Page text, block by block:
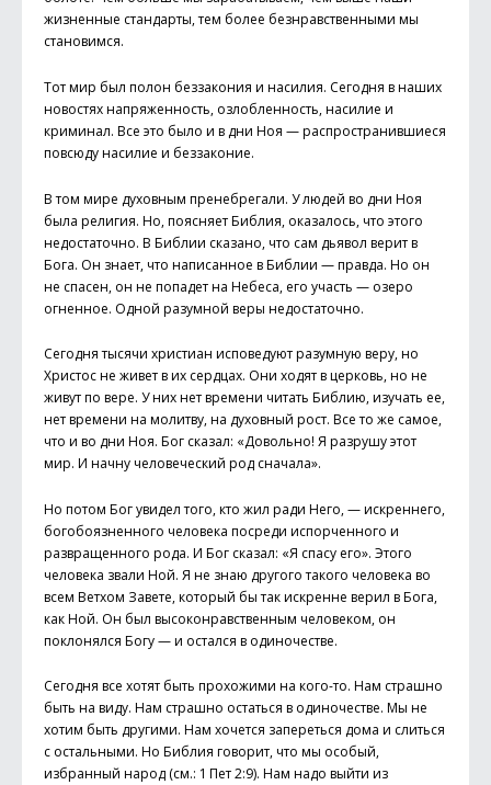
жизненные стандарты, тем более безнравственными мы
становимся.
Тот мир был полон беззакония и насилия. Сегодня в наших
новостях напряженность, озлобленность, насилие и
криминал. Все это было и в дни Ноя — распространившиеся
повсюду насилие и беззаконие.
В том мире духовным пренебрегали. У людей во дни Ноя
была религия. Но, поясняет Библия, оказалось, что этого
недостаточно. В Библии сказано, что сам дьявол верит в
Бога. Он знает, что написанное в Библии — правда. Но он
не спасен, он не попадет на Небеса, его участь — озеро
огненное. Одной разумной веры недостаточно.
Сегодня тысячи христиан исповедуют разумную веру, но
Христос не живет в их сердцах. Они ходят в церковь, но не
живут по вере. У них нет времени читать Библию, изучать ее,
нет времени на молитву, на духовный рост. Все то же самое,
что и во дни Ноя. Бог сказал: «Довольно! Я разрушу этот
мир. И начну человеческий род сначала».
Но потом Бог увидел того, кто жил ради Него, — искреннего,
богобоязненного человека посреди испорченного и
развращенного рода. И Бог сказал: «Я спасу его». Этого
человека звали Ной. Я не знаю другого такого человека во
всем Ветхом Завете, который бы так искренне верил в Бога,
как Ной. Он был высоконравственным человеком, он
поклонялся Богу — и остался в одиночестве.
Сегодня все хотят быть прохожими на кого-то. Нам страшно
быть на виду. Нам страшно остаться в одиночестве. Мы не
хотим быть другими. Нам хочется запереться дома и слиться
с остальными. Но Библия говорит, что мы особый,
избранный народ (см.: 1 Пет 2:9). Нам надо выйти из